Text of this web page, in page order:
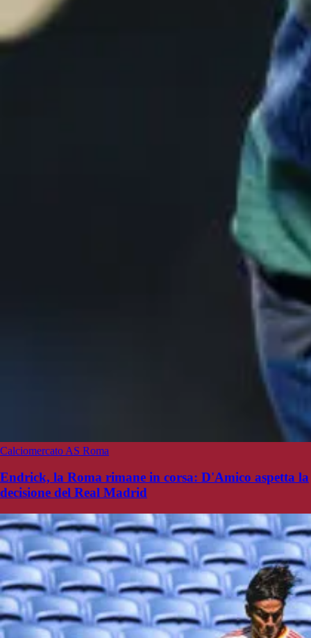
Calciomercato AS Roma
Endrick, la Roma rimane in corsa: D'Amico aspetta la
decisione del Real Madrid